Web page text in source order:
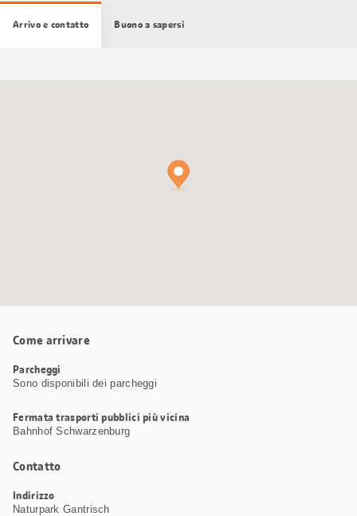
Arrivo e contatto Buono a sapersi
Come arrivare
Parcheggi
Sono disponibili dei parcheggi
Fermata trasporti pubblici più vicina
Bahnhof Schwarzenburg
Contatto
Indirizzo
Naturpark Gantrisch